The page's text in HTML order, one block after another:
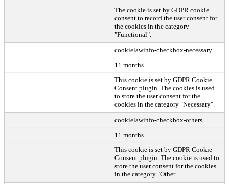
The cookie is set by GDPR cookie
consent to record the user consent for
the cookies in the category
"Functional".
cookielawinfo-checkbox-necessary
11 months
This cookie is set by GDPR Cookie
Consent plugin. The cookies is used
to store the user consent for the
cookies in the category "Necessary".
cookielawinfo-checkbox-others
11 months
This cookie is set by GDPR Cookie
Consent plugin. The cookie is used to
store the user consent for the cookies
in the category "Other.